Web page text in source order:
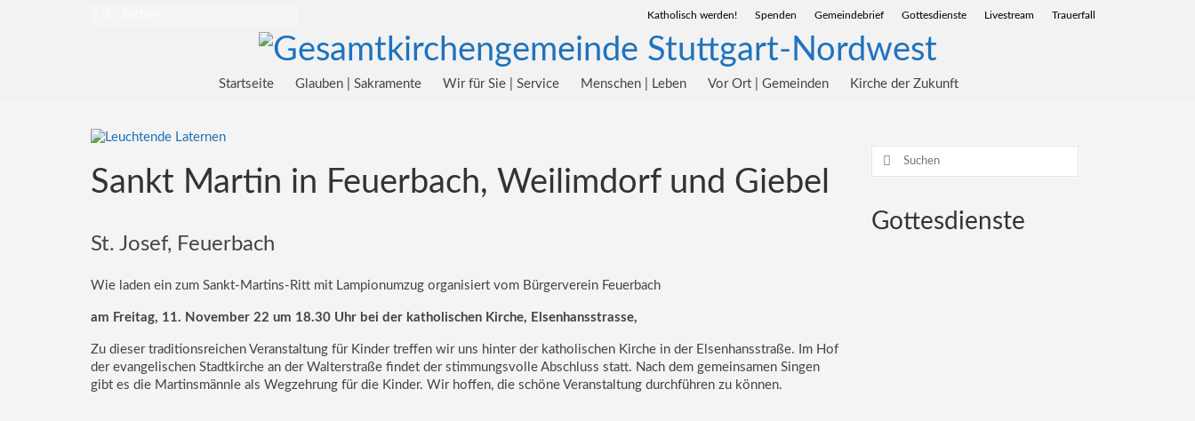
Katholisch werden! Spenden Gemeindebrief Gottesdienste Livestream Trauerfall
Startseite Glauben | Sakramente Wir für Sie | Service Menschen | Leben Vor Ort | Gemeinden Kirche der Zukunft
Sankt Martin in Feuerbach, Weilimdorf und Giebel
St. Josef, Feuerbach
Wie laden ein zum Sankt-Martins-Ritt mit Lampionumzug organisiert vom Bürgerverein Feuerbach
am Freitag, 11. November 22 um 18.30 Uhr bei der katholischen Kirche, Elsenhansstrasse,
Zu dieser traditionsreichen Veranstaltung für Kinder treffen wir uns hinter der katholischen Kirche in der Elsenhansstraße. Im Hof
der evangelischen Stadtkirche an der Walterstraße findet der stimmungsvolle Abschluss statt. Nach dem gemeinsamen Singen
gibt es die Martinsmännle als Wegzehrung für die Kinder. Wir hoffen, die schöne Veranstaltung durchführen zu können.
Suchen
Gottesdienste